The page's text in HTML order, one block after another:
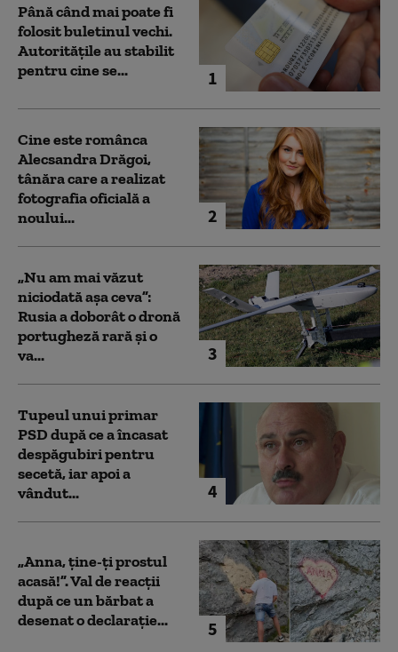
1
Până când mai poate fi
folosit buletinul vechi.
Autoritățile au stabilit
pentru cine se...
2
Cine este românca
Alecsandra Drăgoi,
tânăra care a realizat
fotografia oficială a
noului...
3
„Nu am mai văzut
niciodată așa ceva”:
Rusia a doborât o dronă
portugheză rară și o
va...
4
Tupeul unui primar
PSD după ce a încasat
despăgubiri pentru
secetă, iar apoi a
vândut...
5
„Anna, ţine-ţi prostul
acasă!”. Val de reacții
după ce un bărbat a
desenat o declarație...